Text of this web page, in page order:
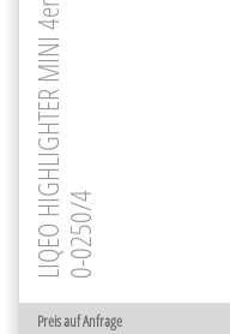
Preis auf Anfrage
LIQEO HIGHLIGHTER MINI 4er Set0-0250/4